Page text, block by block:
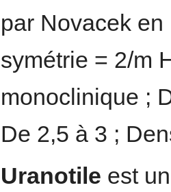
par Novacek
symétrie = 2/m
monoclinique ;
De 2,5 à 3 ;
Uranotile est